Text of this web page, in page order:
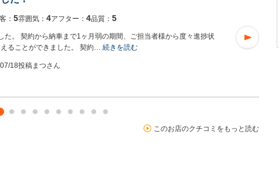
： 5雰囲気： 4アフター： 4品質： 5
た。 契約から納車まで1ヶ月弱の期間、ご担当者様から度々進捗状
ることができました。 契約… 続きを読む
18投稿まつさん
このお店のクチコミをもっと読む